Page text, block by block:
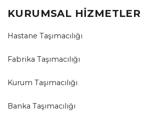
KURUMSAL HİZMETLER
Hastane Taşımacılığı
Fabrika Taşımacılığı
Kurum Taşımacılığı
Banka Taşımacılığı